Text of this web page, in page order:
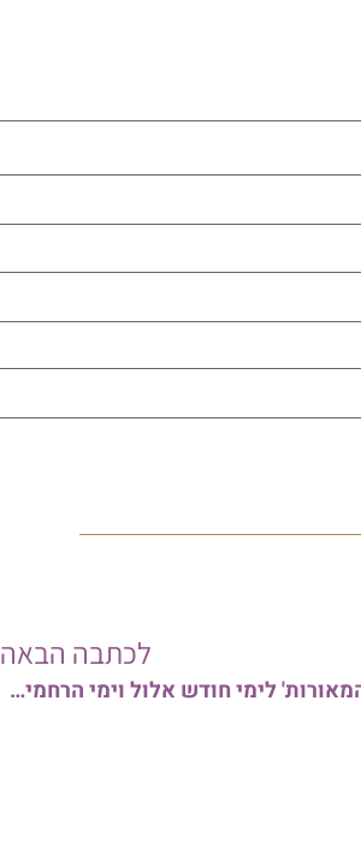
לכתבה הבאה
הופיע: גיליון 'המאורות' לימי חודש אלול וימי הרחמים הבעל"ט | והשבוע: גיליון עשיר גם בענייני פרוזבול